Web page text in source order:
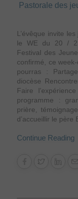
Pastorale des
L’évêque invite
le WE du 20 /
Festival des
confirmé, ce
pourras :
diocèse
Faire
programme :
prière,
d’accueillir le père
Continue Reading